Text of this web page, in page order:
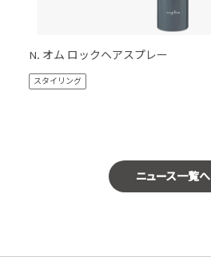
N. オム ロックヘアスプレー
スタイリング
ニュース一覧へ